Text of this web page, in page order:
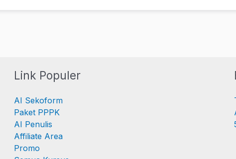
Link Populer
AI Sekoform
Paket PPPK
AI Penulis
Affiliate Area
Promo